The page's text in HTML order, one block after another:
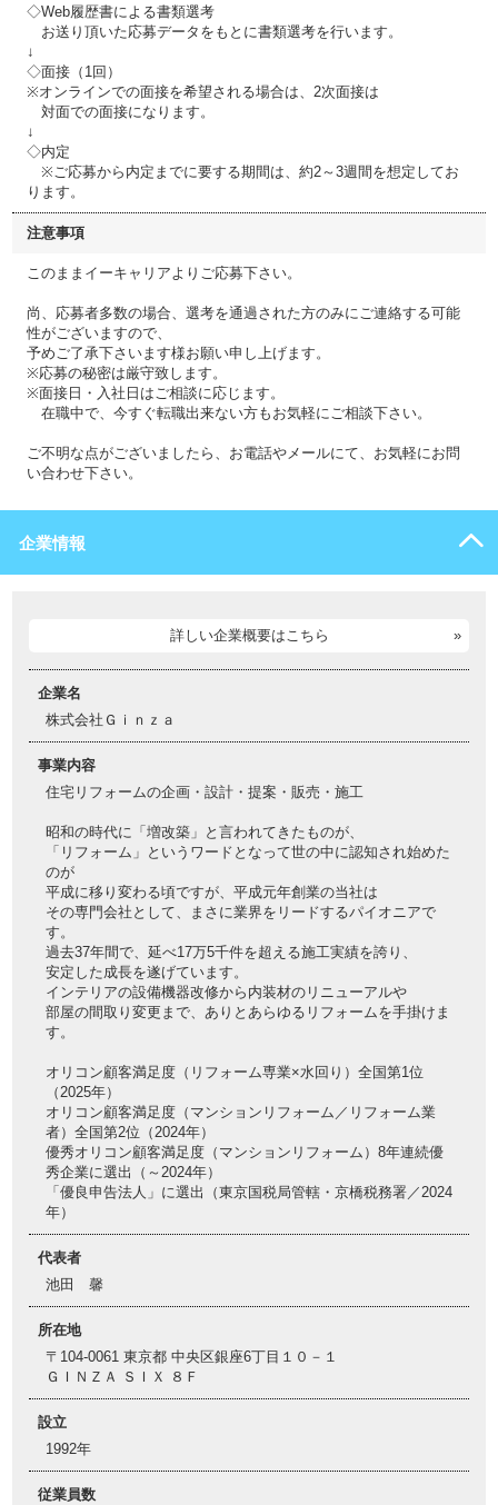
◇Web履歴書による書類選考
お送り頂いた応募データをもとに書類選考を行います。
↓
◇面接（1回）
※オンラインでの面接を希望される場合は、2次面接は
対面での面接になります。
↓
◇内定
※ご応募から内定までに要する期間は、約2～3週間を想定してお
ります。
注意事項
このままイーキャリアよりご応募下さい。
尚、応募者多数の場合、選考を通過された方のみにご連絡する可能
性がございますので、
予めご了承下さいます様お願い申し上げます。
※応募の秘密は厳守致します。
※面接日・入社日はご相談に応じます。
在職中で、今すぐ転職出来ない方もお気軽にご相談下さい。
ご不明な点がございましたら、お電話やメールにて、お気軽にお問
い合わせ下さい。
企業情報
詳しい企業概要はこちら
企業名
株式会社Ｇｉｎｚａ
事業内容
住宅リフォームの企画・設計・提案・販売・施工
昭和の時代に「増改築」と言われてきたものが、
「リフォーム」というワードとなって世の中に認知され始めた
のが
平成に移り変わる頃ですが、平成元年創業の当社は
その専門会社として、まさに業界をリードするパイオニアで
す。
過去37年間で、延べ17万5千件を超える施工実績を誇り、
安定した成長を遂げています。
インテリアの設備機器改修から内装材のリニューアルや
部屋の間取り変更まで、ありとあらゆるリフォームを手掛けま
す。
オリコン顧客満足度（リフォーム専業×水回り）全国第1位
（2025年）
オリコン顧客満足度（マンションリフォーム／リフォーム業
者）全国第2位（2024年）
優秀オリコン顧客満足度（マンションリフォーム）8年連続優
秀企業に選出（～2024年）
「優良申告法人」に選出（東京国税局管轄・京橋税務署／2024
年）
代表者
池田 馨
所在地
〒104-0061 東京都 中央区銀座6丁目１０－１
ＧＩＮＺＡ ＳＩＸ ８Ｆ
設立
1992年
従業員数